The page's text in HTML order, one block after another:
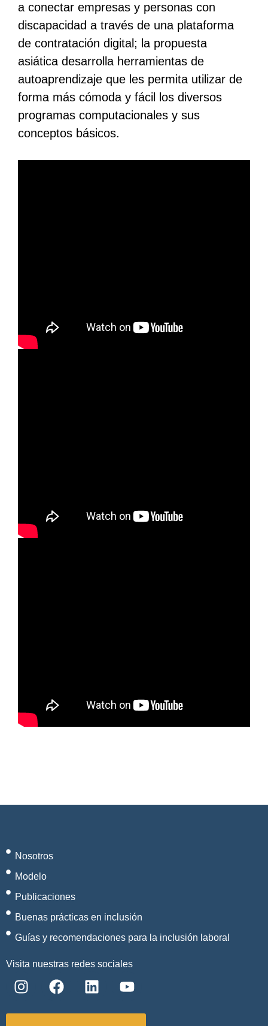
a conectar empresas y personas con
discapacidad a través de una plataforma
de contratación digital; la propuesta
asiática desarrolla herramientas de
autoaprendizaje que les permita utilizar de
forma más cómoda y fácil los diversos
programas computacionales y sus
conceptos básicos.
Nosotros
Modelo
Publicaciones
Buenas prácticas en inclusión
Guías y recomendaciones para la inclusión laboral
Visita nuestras redes sociales